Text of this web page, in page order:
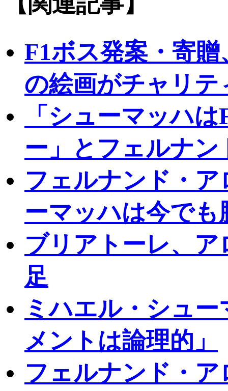
F1ボス発案・寄
の絵画がチャリ
「シューマッハ
ー」とフェルナ
フェルナンド・
ーマッハは今で
ブリアトーレ、
足
ミハエル・シュ
メントは論理的」
フェルナンド・